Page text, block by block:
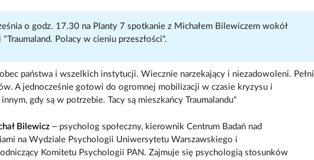
o godz. 17.30 na Planty 7 spotkanie z Michałem Bilewiczem wokół
"Traumaland. Polacy w cieniu przeszłości".
państwa i wszelkich instytucji. Wiecznie narzekający i niezadowoleni. Pełni
A jednocześnie gotowi do ogromnej mobilizacji w czasie kryzysu i
innym, gdy są w potrzebie. Tacy są mieszkańcy Traumalandu"
Bilewicz– psycholog społeczny, kierownik Centrum Badań nad
na Wydziale Psychologii Uniwersytetu Warszawskiego i
Komitetu Psychologii PAN. Zajmuje się psychologią stosunków